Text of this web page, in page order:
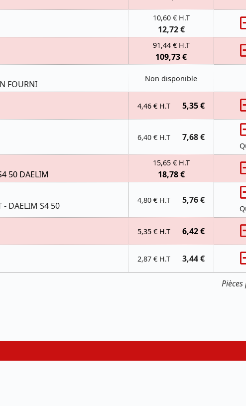
Pièces
10,60 € H.T
12,72 €
91,44 € H.T
109,73 €
FOURNI
Non disponible
4,46 € H.T 5,35 €
6,40 € H.T 7,68 €
50 DAELIM
15,65 € H.T
18,78 €
- DAELIM S4 50
4,80 € H.T 5,76 €
5,35 € H.T 6,42 €
2,87 € H.T 3,44 €